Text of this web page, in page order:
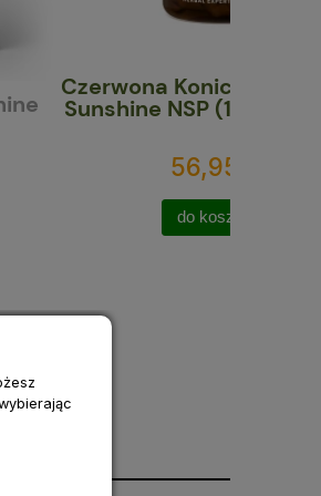
Koniczyna Nature's
NSP (100 kapsułek)